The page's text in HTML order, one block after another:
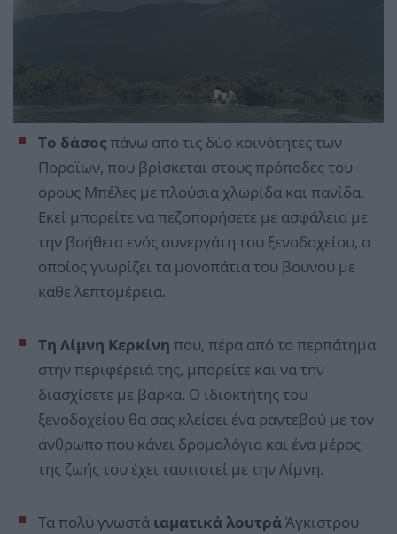
Το δάσοςπάνω από τις δύο κοινότητες των
Ποροϊων, που βρίσκεται στους πρόποδες του
όρους Μπέλες με πλούσια χλωρίδα και πανίδα.
Εκεί μπορείτε να πεζοπορήσετε με ασφάλεια με
την βοήθεια ενός συνεργάτη του ξενοδοχείου, ο
οποίος γνωρίζει τα μονοπάτια του βουνού με
κάθε λεπτομέρεια.
Τη Λίμνη Κερκίνη που, πέρα από το περπάτημα
στην περιφέρειά της, μπορείτε και να την
διασχίσετε με βάρκα. Ο ιδιοκτήτης του
ξενοδοχείου θα σας κλείσει ένα ραντεβού με τον
άνθρωπο που κάνει δρομολόγια και ένα μέρος
της ζωής του έχει ταυτιστεί με την Λίμνη.
Τα πολύ γνωστά ιαματικά λουτράΆγκιστρου